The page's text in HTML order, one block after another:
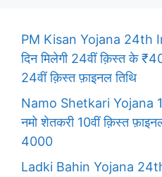
PM Kisan Yojana 24th
दिन मिलेगी 24वीं क़िस्त के
24वीं क़िस्त फ़ाइनल तिथि
Namo Shetkari Yojana
नमो शेतकरी 10वीं क़िस्त
4000
Ladki Bahin Yojana